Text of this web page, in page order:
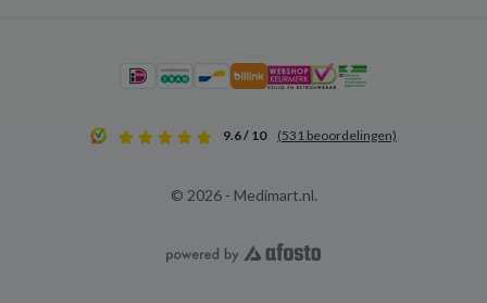
9.6 / 10 (531 beoordelingen)
© 2026 - Medimart.nl.